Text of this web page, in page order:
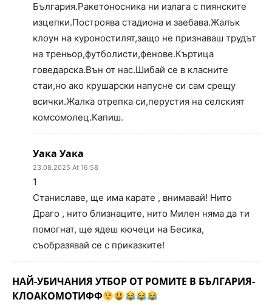
България.Ракетоносника ни излага с пиянските
изцепки.Построява стадиона и заебава.Жалък
клоун на куроностилят,защо не признаваш трудът
на треньор,футболисти,фенове.Къртица
говедарска.Вън от нас.Шибай се в класните
стаи,но ако крушарски напусне си сам срещу
всички.Жалка отрепка си,перустия на селският
комсомолец.Капиш.
Уака Уака
23.08.2025 At 16:58
1
Станиславе, ще има карате , внимавай! Нито
Драго , нито близнаците, нито Милен няма да ти
помогнат, ще ядеш кючеци на Бесика,
съобразявай се с приказките!
НАЙ-УБИЧАНИЯ УТБОР ОТ РОМИТЕ В БЪЛГАРИЯ-
КЛОАКОМОТИФФ